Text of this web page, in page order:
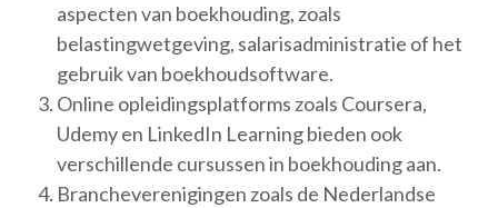
aspecten van boekhouding, zoals
belastingwetgeving, salarisadministratie of het
gebruik van boekhoudsoftware.
Online opleidingsplatforms zoals Coursera,
Udemy en LinkedIn Learning bieden ook
verschillende cursussen in boekhouding aan.
Brancheverenigingen zoals de Nederlandse